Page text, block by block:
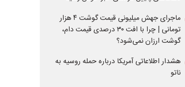
ماجرای جهش میلیونی قیمت گوشت ۴ هزار
تومانی | چرا با افت ۳۰ درصدی قیمت دام،
گوشت ارزان نمی‌شود؟
هشدار اطلاعاتی آمریکا درباره حمله روسیه به
ناتو